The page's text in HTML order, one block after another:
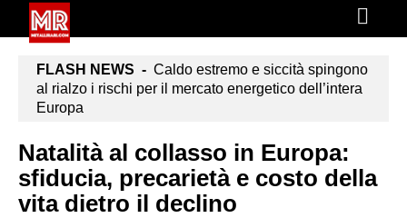
FLASH NEWS - Caldo estremo e siccità spingono
al rialzo i rischi per il mercato energetico dell’intera
Europa
Natalità al collasso in Europa:
sfiducia, precarietà e costo della
vita dietro il declino